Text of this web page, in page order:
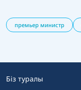
премьер министр
Біз туралы